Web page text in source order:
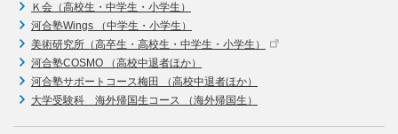
Ｋ会（高校生・中学生・小学生）
河合塾Wings （中学生・小学生）
美術研究所（高卒生・高校生・中学生・小学生）
河合塾COSMO （高校中退者ほか）
河合塾サポートコース梅田 （高校中退者ほか）
大学受験科 海外帰国生コース （海外帰国生）